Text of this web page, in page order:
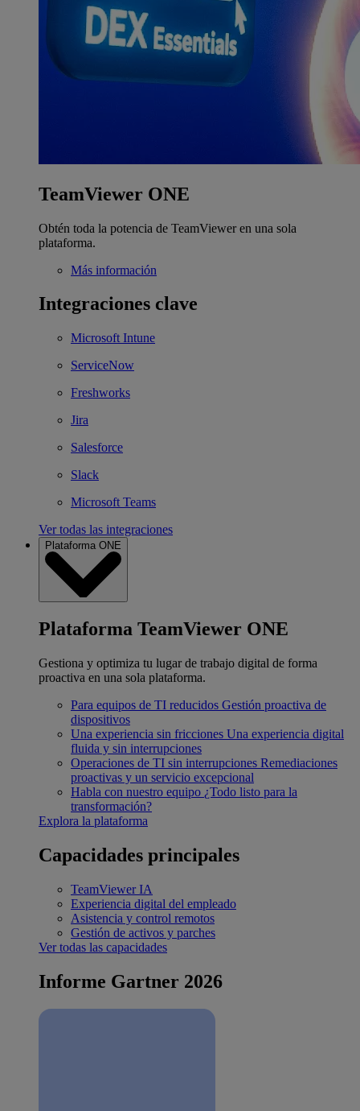
TeamViewer ONE
Obtén toda la potencia de TeamViewer en una sola
plataforma.
Más información
Integraciones clave
Microsoft Intune
ServiceNow
Freshworks
Jira
Salesforce
Slack
Microsoft Teams
Ver todas las integraciones
Plataforma ONE
Plataforma TeamViewer ONE
Gestiona y optimiza tu lugar de trabajo digital de forma
proactiva en una sola plataforma.
Para equipos de TI reducidos Gestión proactiva de
dispositivos
Una experiencia sin fricciones Una experiencia digital
fluida y sin interrupciones
Operaciones de TI sin interrupciones Remediaciones
proactivas y un servicio excepcional
Habla con nuestro equipo ¿Todo listo para la
transformación?
Explora la plataforma
Capacidades principales
TeamViewer IA
Experiencia digital del empleado
Asistencia y control remotos
Gestión de activos y parches
Ver todas las capacidades
Informe Gartner 2026